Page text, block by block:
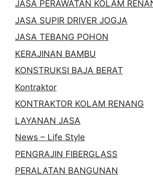
JASA PERAWATAN KOLAM
JASA SUPIR DRIVER JOGJA
JASA TEBANG POHON
KERAJINAN BAMBU
KONSTRUKSI BAJA BERAT
Kontraktor
KONTRAKTOR KOLAM RENANG
LAYANAN JASA
News – Life Style
PENGRAJIN FIBERGLASS
PERALATAN BANGUNAN